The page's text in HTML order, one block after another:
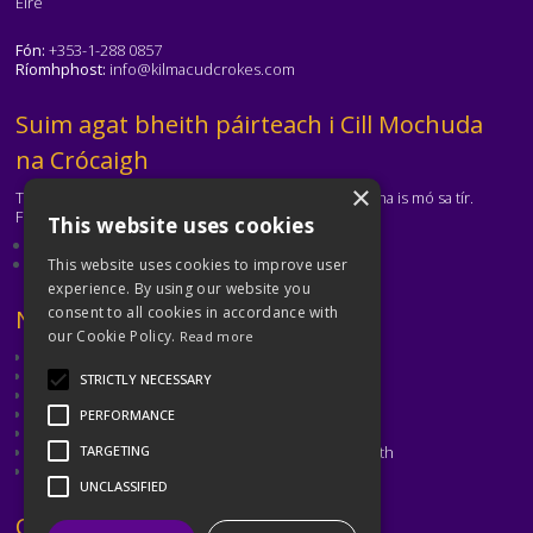
Fón: +353-1-288 0857
Ríomhphost: info@kilmacudcrokes.com
Téasc
Suim agat bheith páirteach i Cill Mochuda
na Crócaigh
Tá Cill Mochuda na Crócaigh ar cheann de na clubanna is mó sa tír.
Freastalaímid ar gach aois agus ar gach cumas.
Déan teagmháil leis an gclub
Téasc
Naisc Úsáideacha
CLG Átha Cliath
Cumann Peil Ghaelach na mBan
Cumann Camógaíochta
CLG Laighean
Oiliúint agus Forbairt Cluichí CLG Bhaile Átha Cliath
Met Éireann
Téasc
Coinnigh i dTeagmháil
×
This website uses cookies
This website uses cookies to improve user
experience. By using our website you
consent to all cookies in accordance with
our Cookie Policy. Read more
STRICTLY NECESSARY
PERFORMANCE
TARGETING
UNCLASSIFIED